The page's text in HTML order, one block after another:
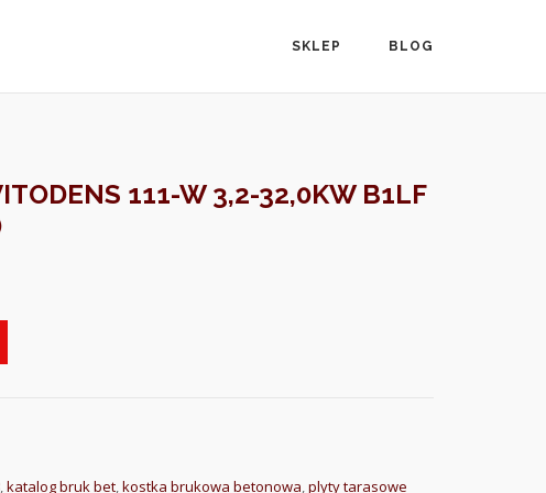
SKLEP BLOG
111-W 3,2-32,0KW B1LF
,katalog bruk bet,kostka brukowa betonowa,plyty tarasowe